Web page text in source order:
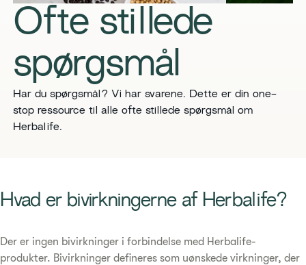
Ofte stillede
spørgsmål
Har du spørgsmål? Vi har svarene. Dette er din one-
stop ressource til alle ofte stillede spørgsmål om
Herbalife.
Hvad er bivirkningerne af Herbalife?
Der er ingen bivirkninger i forbindelse med Herbalife-
produkter. Bivirkninger defineres som uønskede virkninger, der